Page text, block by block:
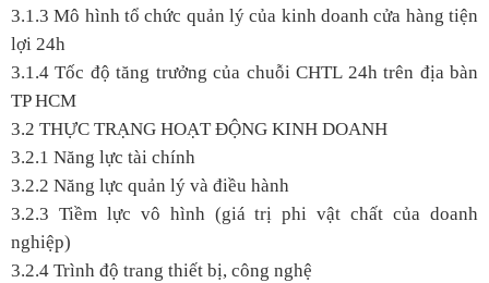
3.1.3 Mô hình tổ chức quản lý của kinh doanh cửa hàng tiện
lợi 24h
3.1.4 Tốc độ tăng trưởng của chuỗi CHTL 24h trên địa bàn
TP HCM
3.2 THỰC TRẠNG HOẠT ĐỘNG KINH DOANH
3.2.1 Năng lực tài chính
3.2.2 Năng lực quản lý và điều hành
3.2.3 Tiềm lực vô hình (giá trị phi vật chất của doanh
nghiệp)
3.2.4 Trình độ trang thiết bị, công nghệ